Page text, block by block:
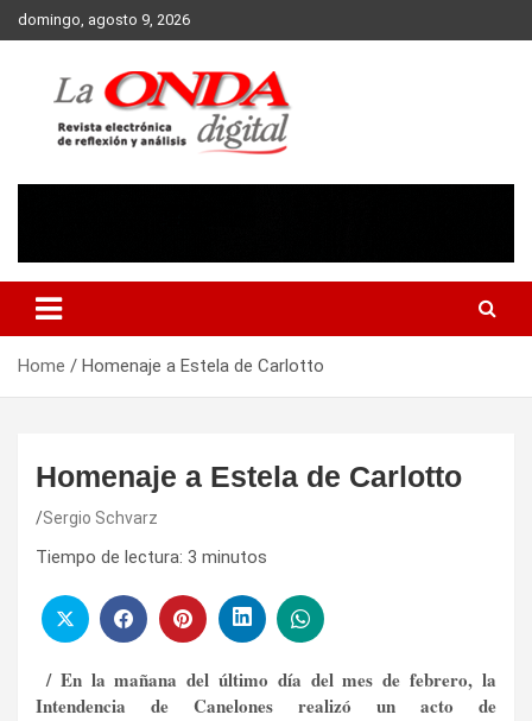
Skip
to
domingo, agosto 9, 2026
Home Homenaje a Estela de Carlotto
Homenaje a Estela de Carlotto
Sergio Schvarz
Tiempo de lectura: 3 minutos
/ En la mañana del último día del mes de febrero, la
Intendencia de Canelones realizó un acto de